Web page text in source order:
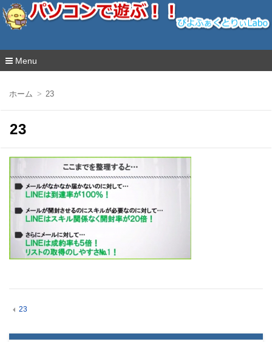
ぴよふぁくとりぃLabo
Menu
ン
ホーム 23
23
23